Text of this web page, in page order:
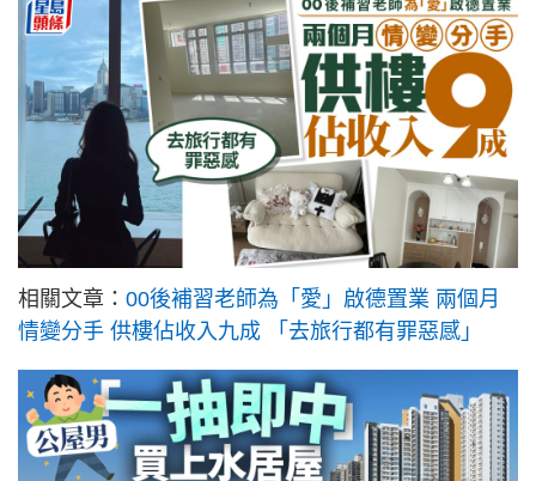
相關文章： 00後補習老師為「愛」啟德置業 兩個月
情變分手 供樓佔收入九成 「去旅行都有罪惡感」